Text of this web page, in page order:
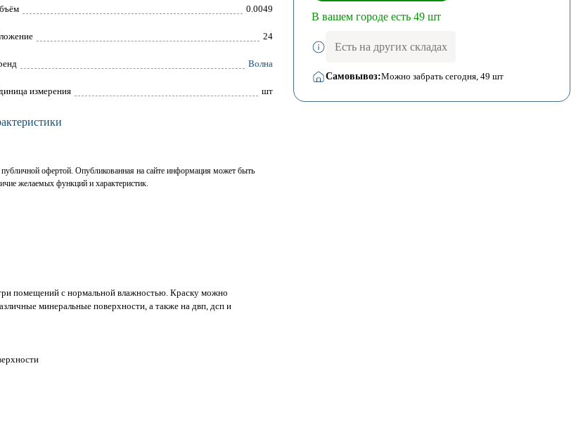
0.0049
24
Волна
измерения шт
офертой. Опубликованная на сайте информация может быть
желаемых функций и характеристик.
В вашем городе есть 49 шт
Есть на других складах
Самовывоз:Можно забрать сегодня, 49 шт
помещений с нормальной влажностью. Краску можно
минеральные поверхности, а также на двп, дсп и